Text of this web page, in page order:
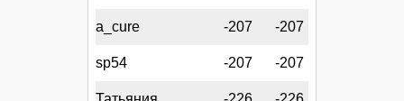
a_cure -207 -207
sp54 -207 -207